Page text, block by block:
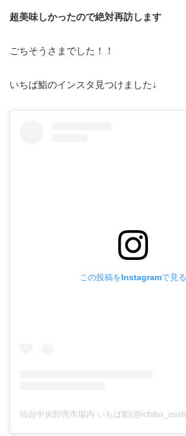
超美味しかったので絶対再訪します
ごちそうさまでした！！
いちば鮨のインスタ見つけました↓
この投稿をInstagramで見る